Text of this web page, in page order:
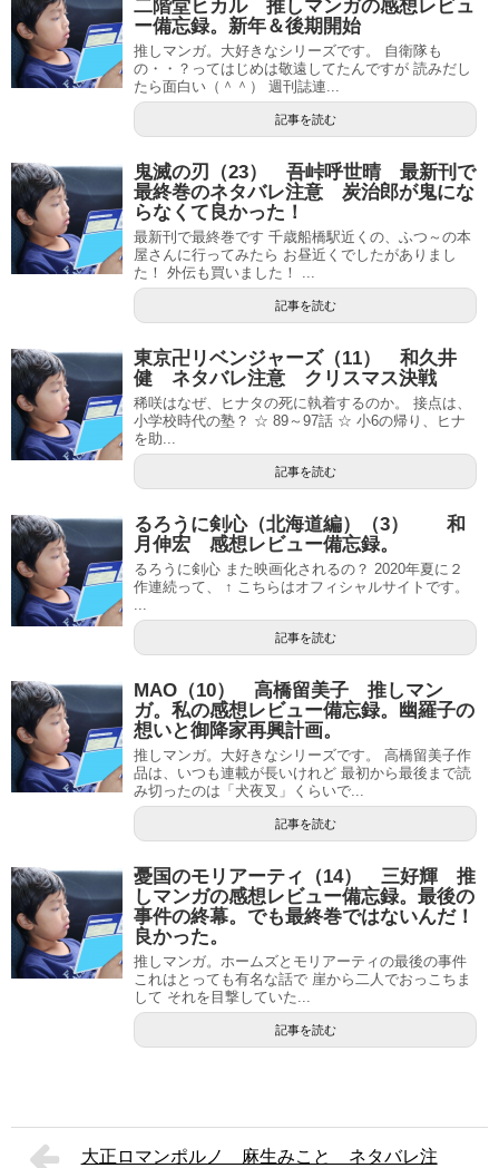
二階堂ヒカル 推しマンガの感想レビュ
ー備忘録。新年＆後期開始
推しマンガ。大好きなシリーズです。 自衛隊も
の・・？ってはじめは敬遠してたんですが 読みだし
たら面白い（＾＾） 週刊誌連...
記事を読む
鬼滅の刃（23） 吾峠呼世晴 最新刊で
最終巻のネタバレ注意 炭治郎が鬼にな
らなくて良かった！
最新刊で最終巻です 千歳船橋駅近くの、ふつ～の本
屋さんに行ってみたら お昼近くでしたがありまし
た！ 外伝も買いました！ ...
記事を読む
東京卍リベンジャーズ（11） 和久井
健 ネタバレ注意 クリスマス決戦
稀咲はなぜ、ヒナタの死に執着するのか。 接点は、
小学校時代の塾？ ☆ 89～97話 ☆ 小6の帰り、ヒナ
を助...
記事を読む
るろうに剣心（北海道編）（3） 和
月伸宏 感想レビュー備忘録。
るろうに剣心 また映画化されるの？ 2020年夏に２
作連続って、 ↑ こちらはオフィシャルサイトです。
記事を読む
MAO（10） 高橋留美子 推しマン
ガ。私の感想レビュー備忘録。幽羅子の
想いと御降家再興計画。
推しマンガ。大好きなシリーズです。 高橋留美子作
品は、いつも連載が長いけれど 最初から最後まで読
み切ったのは「犬夜叉」くらいで...
記事を読む
憂国のモリアーティ（14） 三好輝 推
しマンガの感想レビュー備忘録。最後の
事件の終幕。でも最終巻ではないんだ！
良かった。
推しマンガ。ホームズとモリアーティの最後の事件
これはとっても有名な話で 崖から二人でおっこちま
して それを目撃していた...
記事を読む
大正ロマンポルノ 麻生みこと ネタバレ注